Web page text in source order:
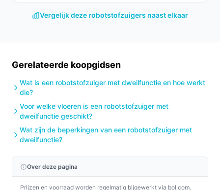
Vergelijk deze robotstofzuigers naast elkaar
Gerelateerde koopgidsen
Wat is een robotstofzuiger met dweilfunctie en hoe werkt
die?
Voor welke vloeren is een robotstofzuiger met
dweilfunctie geschikt?
Wat zijn de beperkingen van een robotstofzuiger met
dweilfunctie?
Over deze pagina
Prijzen en voorraad worden regelmatig bijgewerkt via bol.com.